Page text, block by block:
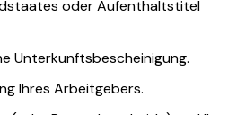
oder Aufenthaltstitel
Unterkunftsbescheinigung.
Ihres Arbeitgebers.